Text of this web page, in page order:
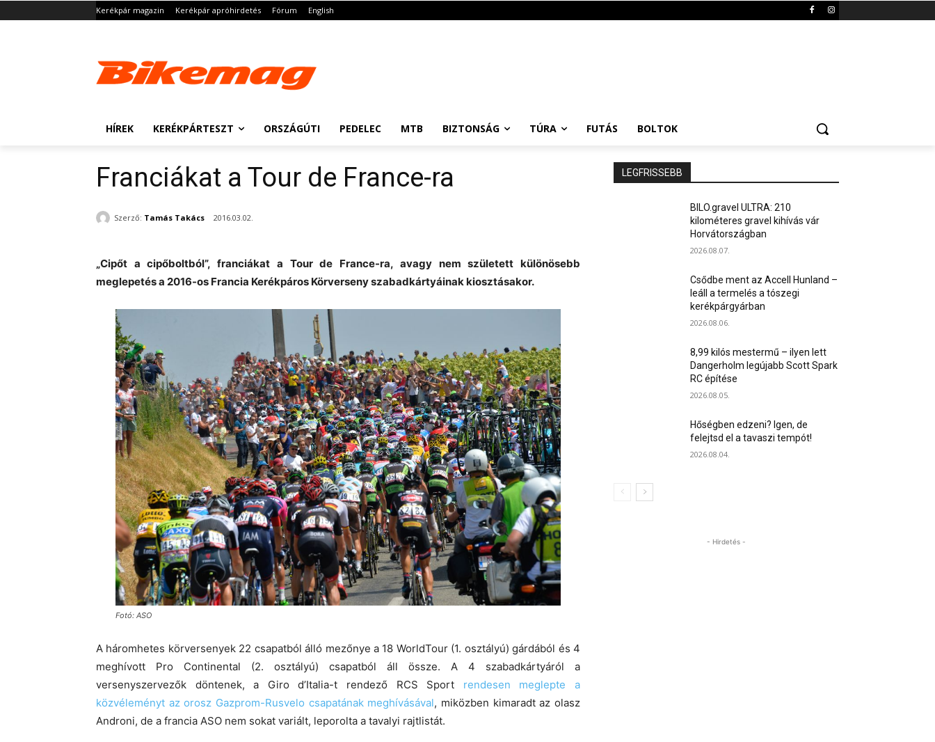
Kerékpár magazin Kerékpár apróhirdetés Fórum English
HÍREK KERÉKPÁRTESZT ORSZÁGÚTI PEDELEC MTB BIZTONSÁG TÚRA FUTÁS BOLTOK
Franciákat a Tour de France-ra
Szerző: Tamás Takács 2016.03.02.
„Cipőt a cipőboltból”, franciákat a Tour de France-ra, avagy nem született különösebb
meglepetés a 2016-os Francia Kerékpáros Körverseny szabadkártyáinak kiosztásakor.
Fotó: ASO
A háromhetes körversenyek 22 csapatból álló mezőnye a 18 WorldTour (1. osztályú) gárdából és 4
meghívott Pro Continental (2. osztályú) csapatból áll össze. A 4 szabadkártyáról a
versenyszervezők döntenek, a Giro d’Italia-t rendező RCS Sport rendesen meglepte a
közvéleményt az orosz Gazprom-Rusvelo csapatának meghívásával, miközben kimaradt az olasz
Androni, de a francia ASO nem sokat variált, leporolta a tavalyi rajtlistát.
LEGFRISSEBB
BILO.gravel ULTRA: 210
kilométeres gravel kihívás vár
Horvátországban
2026.08.07.
Csődbe ment az Accell Hunland –
leáll a termelés a tószegi
kerékpárgyárban
2026.08.06.
8,99 kilós mestermű – ilyen lett
Dangerholm legújabb Scott Spark
RC építése
2026.08.05.
Hőségben edzeni? Igen, de
felejtsd el a tavaszi tempót!
2026.08.04.
- Hirdetés -